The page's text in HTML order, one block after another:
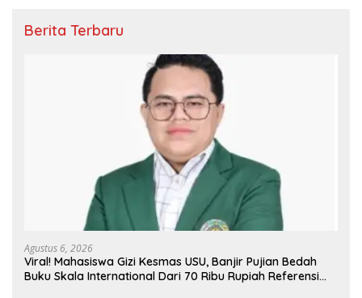
Berita Terbaru
Agustus 6, 2026
Viral! Mahasiswa Gizi Kesmas USU, Banjir Pujian Bedah
Buku Skala International Dari 70 Ribu Rupiah Referensi